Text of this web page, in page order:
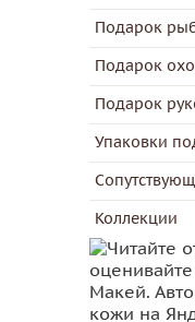
Подарок
Подарок
Подарок
Упаковки
Коллекции